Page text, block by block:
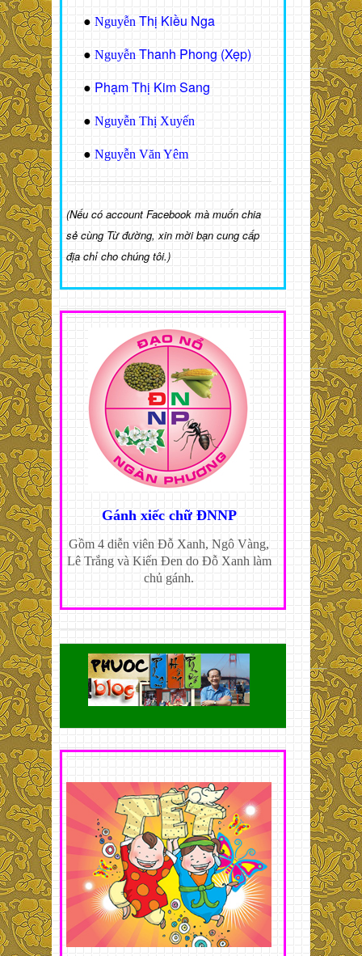
● Nguyễn Thị Kiều Nga
● Nguyễn Thanh Phong (Xẹp)
● Phạm Thị Kim Sang
● Nguyễn Thị Xuyến
● Nguyễn Văn Yêm
(Nếu có account Facebook mà muốn chia
sẻ cùng Từ đường, xin mời bạn cung cấp
địa chỉ cho chúng tôi.)
Gánh xiếc chữ ĐNNP
Gồm 4 diễn viên Đỗ Xanh, Ngô Vàng,
Lê Trắng và Kiến Đen do Đỗ Xanh làm
chủ gánh.